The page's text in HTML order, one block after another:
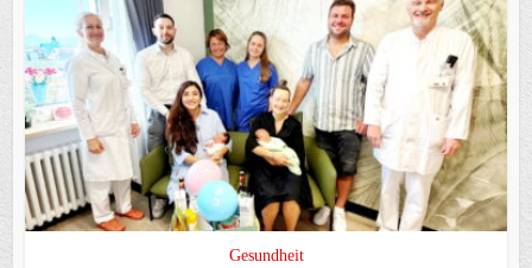
Gesundheit